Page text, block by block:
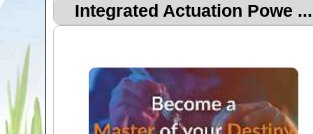
Integrated Actuation Powe ...